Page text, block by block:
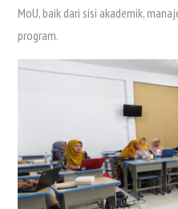
MoU, baik dari sisi akademik,
program.